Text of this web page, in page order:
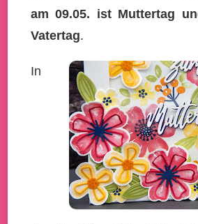
am 09.05. ist Muttertag
Vatertag.
In